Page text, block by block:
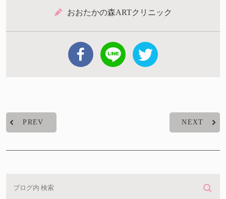
おおたかの森ARTクリニック
PREV NEXT